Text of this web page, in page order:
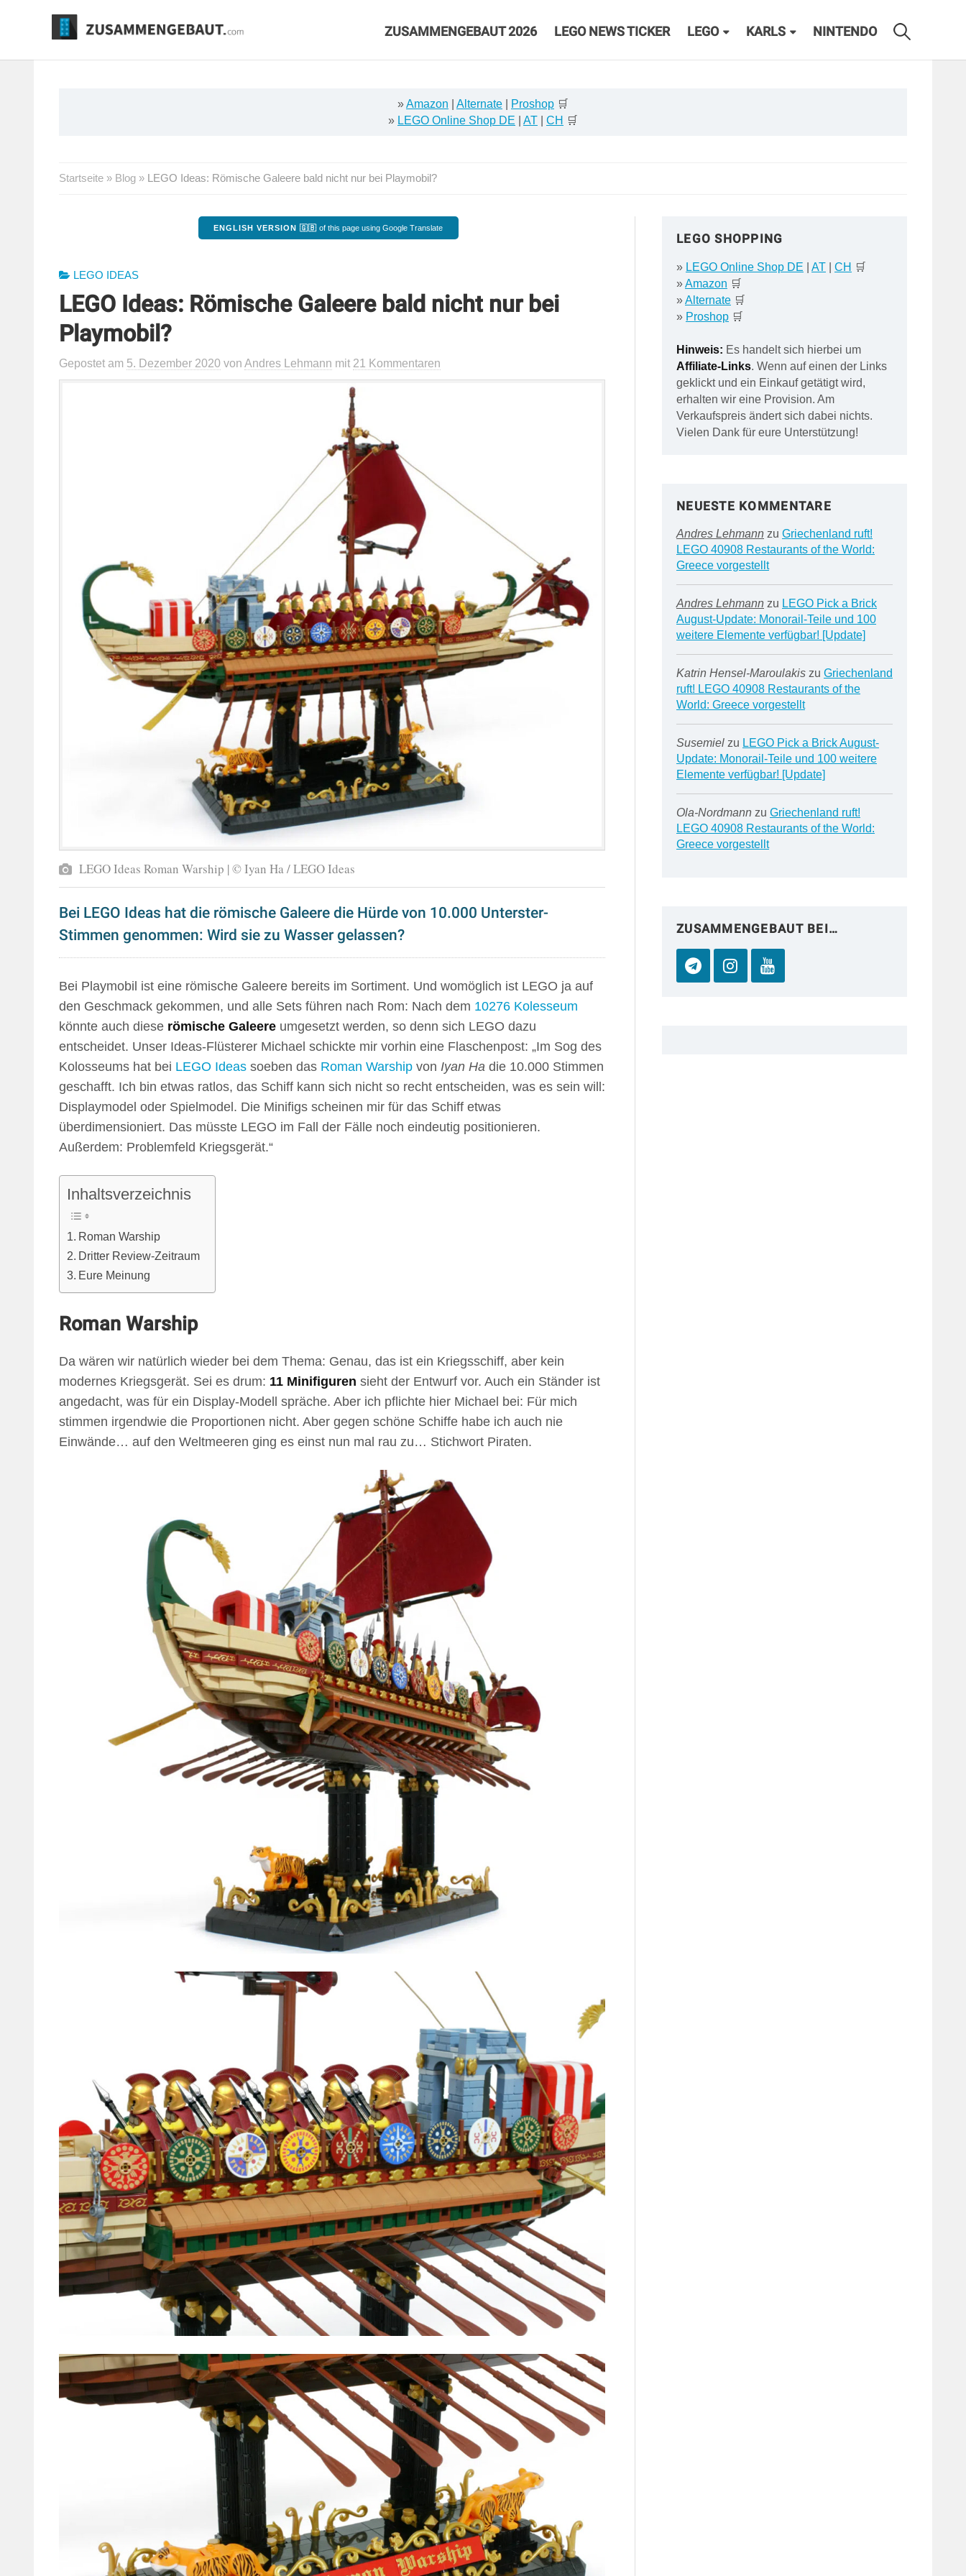
ZUSAMMENGEBAUT 2026 LEGO NEWS TICKER LEGO KARLS NINTENDO
»Amazon Alternate Proshop 🛒
» LEGO Online Shop DE AT CH 🛒
Startseite » Blog » LEGO Ideas: Römische Galeere bald nicht nur bei Playmobil?
ENGLISH VERSION 🇬🇧 of this page using Google Translate
LEGO IDEAS
LEGO Ideas: Römische Galeere bald nicht nur bei
Playmobil?
Gepostet am 5. Dezember 2020 von Andres Lehmann mit 21 Kommentaren
LEGO Ideas Roman Warship | © Iyan Ha / LEGO Ideas
Bei LEGO Ideas hat die römische Galeere die Hürde von 10.000 Unterster-
Stimmen genommen: Wird sie zu Wasser gelassen?
Bei Playmobil ist eine römische Galeere bereits im Sortiment. Und womöglich ist LEGO ja auf
den Geschmack gekommen, und alle Sets führen nach Rom: Nach dem 10276 Kolesseum
könnte auch diese römische Galeere umgesetzt werden, so denn sich LEGO dazu
entscheidet. Unser Ideas-Flüsterer Michael schickte mir vorhin eine Flaschenpost: „Im Sog des
Kolosseums hat bei LEGO Ideas soeben das Roman Warship von Iyan Ha die 10.000 Stimmen
geschafft. Ich bin etwas ratlos, das Schiff kann sich nicht so recht entscheiden, was es sein will:
Displaymodel oder Spielmodel. Die Minifigs scheinen mir für das Schiff etwas
überdimensioniert. Das müsste LEGO im Fall der Fälle noch eindeutig positionieren.
Außerdem: Problemfeld Kriegsgerät.“
Inhaltsverzeichnis
Roman Warship
Dritter Review-Zeitraum
Eure Meinung
Roman Warship
Da wären wir natürlich wieder bei dem Thema: Genau, das ist ein Kriegsschiff, aber kein
modernes Kriegsgerät. Sei es drum: 11 Minifiguren sieht der Entwurf vor. Auch ein Ständer ist
angedacht, was für ein Display-Modell spräche. Aber ich pflichte hier Michael bei: Für mich
stimmen irgendwie die Proportionen nicht. Aber gegen schöne Schiffe habe ich auch nie
Einwände… auf den Weltmeeren ging es einst nun mal rau zu… Stichwort Piraten.
LEGO SHOPPING
» LEGO Online Shop DE AT| CH 🛒
»Amazon 🛒
»Alternate🛒
» Proshop🛒
Hinweis: Es handelt sich hierbei um
Affiliate-Links. Wenn auf einen der Links
geklickt und ein Einkauf getätigt wird,
erhalten wir eine Provision. Am
Verkaufspreis ändert sich dabei nichts.
Vielen Dank für eure Unterstützung!
NEUESTE KOMMENTARE
Andres Lehmannzu Griechenland ruft!
LEGO 40908 Restaurants of the World:
Greece vorgestellt
Andres Lehmannzu LEGO Pick a Brick
August-Update: Monorail-Teile und 100
weitere Elemente verfügbar! [Update]
Katrin Hensel-Maroulakiszu Griechenland
ruft! LEGO 40908 Restaurants of the
World: Greece vorgestellt
Susemielzu LEGO Pick a Brick August-
Update: Monorail-Teile und 100 weitere
Elemente verfügbar! [Update]
Ola-Nordmannzu Griechenland ruft!
LEGO 40908 Restaurants of the World:
Greece vorgestellt
ZUSAMMENGEBAUT BEI…